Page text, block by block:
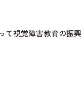
視覚障害教育の振